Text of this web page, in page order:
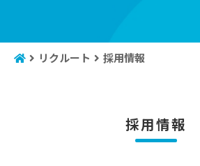
リクルート 採用情報
採用情報